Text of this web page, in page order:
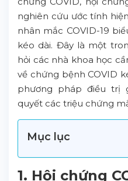
nghiên cứu ước tính
nhân mắc COVID-19
kéo dài. Đây là một
hỏi các nhà khoa học
về chứng bệnh COVID
phương pháp điều trị
quyết các triệu chứng
Mục lục
1. Hội chứng